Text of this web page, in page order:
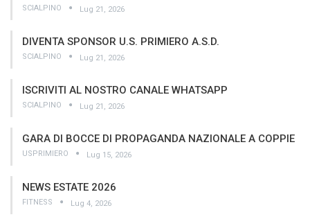
SCIALPINO Lug 21, 2026
DIVENTA SPONSOR U.S. PRIMIERO A.S.D.
SCIALPINO Lug 21, 2026
ISCRIVITI AL NOSTRO CANALE WHATSAPP
SCIALPINO Lug 21, 2026
GARA DI BOCCE DI PROPAGANDA NAZIONALE A COPPIE
USPRIMIERO Lug 15, 2026
NEWS ESTATE 2026
FITNESS Lug 4, 2026